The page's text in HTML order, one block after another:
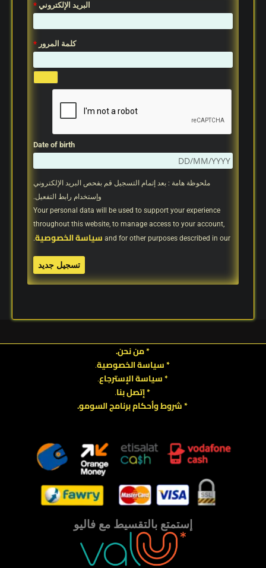
البريد الإلكتروني *
كلمة المرور *
Date of birth
ملحوظة هامة : بعد إتمام التسجيل قم بفحص البريد الإلكتروني
وإستخدام رابط التفعيل.
Your personal data will be used to support your experience
throughout this website, to manage access to your account,
and for other purposes described in our سياسة الخصوصية.
تسجيل جديد
* من نحن.
* سياسة الخصوصية.
*سياسةالإسترجاع.
* إتصل بنا.
* شروط وأحكام برنامج السومو.
إستمتع بالتقسيط مع فاليو